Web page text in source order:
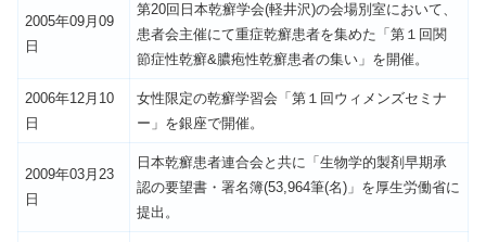
2005年09月09
日
第20回日本乾癬学会(軽井沢)の会場別室において、
患者会主催にて重症乾癬患者を集めた「第１回関
節症性乾癬&膿疱性乾癬患者の集い」を開催。
2006年12月10
日
女性限定の乾癬学習会「第１回ウィメンズセミナ
ー」を銀座で開催。
2009年03月23
日
日本乾癬患者連合会と共に「生物学的製剤早期承
認の要望書・署名簿(53,964筆(名)」を厚生労働省に
提出。